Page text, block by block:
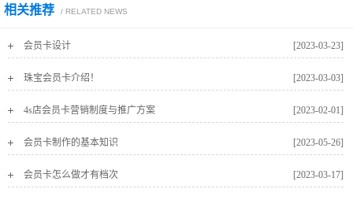
相关推荐 / RELATED NEWS
会员卡设计 [2023-03-23]
珠宝会员卡介绍！ [2023-03-03]
4s店会员卡营销制度与推广方案 [2023-02-01]
会员卡制作的基本知识 [2023-05-26]
会员卡怎么做才有档次 [2023-03-17]